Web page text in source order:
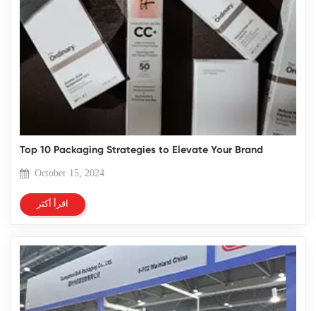
Top 10 Packaging Strategies to Elevate Your Brand
October 15, 2024
اقرأ أكثر